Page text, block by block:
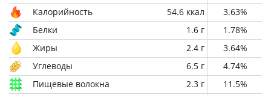
Калорийность 54.6 ккал 3.63%
Белки
1.6 г 1.78%
Жиры
2.4 г 3.64%
Углеводы
6.5 г 4.74%
Пищевые волокна
2.3 г 11.5%